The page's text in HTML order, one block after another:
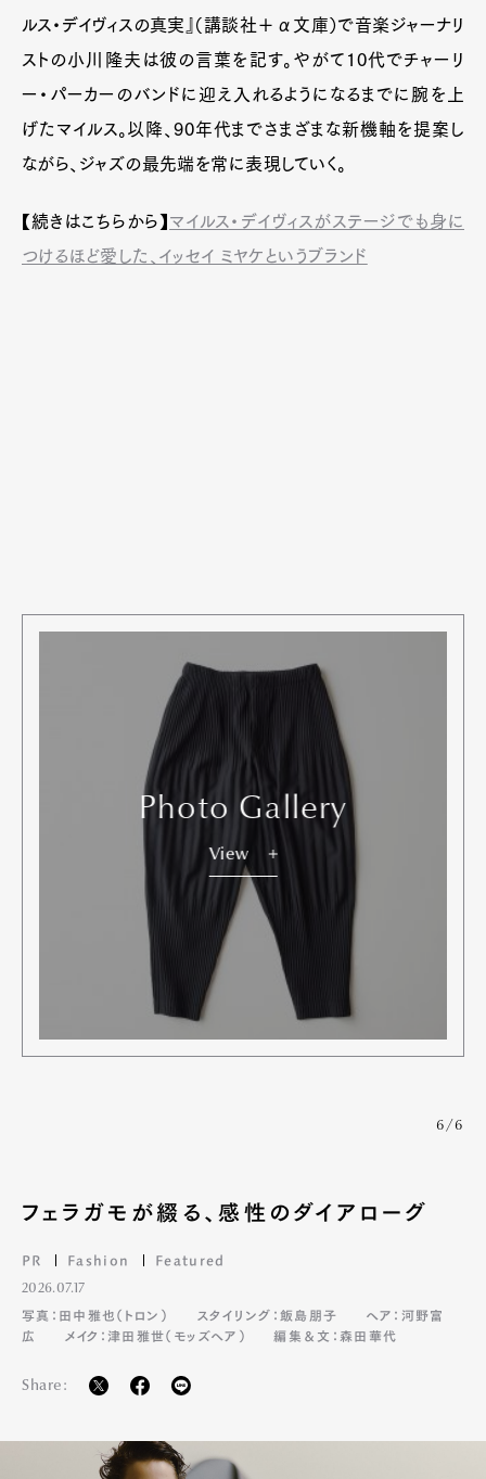
ルス・デイヴィスの真実』（講談社＋α文庫）で音楽ジャーナリ
ストの小川隆夫は彼の言葉を記す。やがて10代でチャーリ
ー・パーカーのバンドに迎え入れるようになるまでに腕を上
げたマイルス。以降、90年代までさまざまな新機軸を提案し
ながら、ジャズの最先端を常に表現していく。
【続きはこちらから】 マイルス・デイヴィスがステージでも身に
つけるほど愛した、イッセイ ミヤケというブランド
Photo Gallery
View
6/6
フェラガモが綴る、感性のダイアローグ
PR Fashion Featured
2026.07.17
写真：田中雅也（トロン）
スタイリング：飯島朋子
ヘア：河野富
広
メイク：津田雅世（モッズヘア） 編集＆文：森田華代
Share: